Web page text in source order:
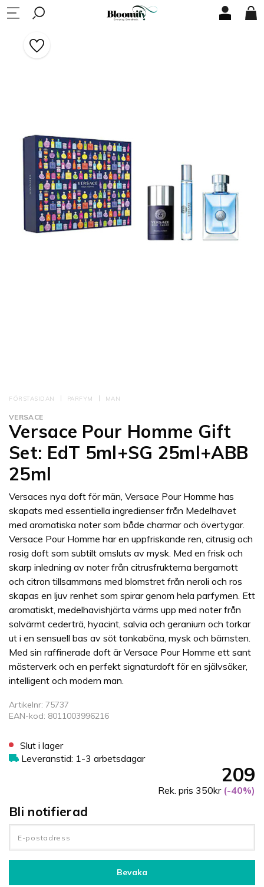
FÖRSTASIDAN PARFYM MAN
VERSACE
Versace Pour Homme Gift
Set: EdT 5ml+SG 25ml+ABB
25ml
Versaces nya doft för män, Versace Pour Homme has
skapats med essentiella ingredienser från Medelhavet
med aromatiska noter som både charmar och övertygar.
Versace Pour Homme har en uppfriskande ren, citrusig och
rosig doft som subtilt omsluts av mysk. Med en frisk och
skarp inledning av noter från citrusfrukterna bergamott
och citron tillsammans med blomstret från neroli och ros
skapas en ljuv renhet som spirar genom hela parfymen. Ett
aromatiskt, medelhavishjärta värms upp med noter från
solvärmt cederträ, hyacint, salvia och geranium och torkar
ut i en sensuell bas av söt tonkaböna, mysk och bärnsten.
Med sin raffinerade doft är Versace Pour Homme ett sant
mästerverk och en perfekt signaturdoft för en självsäker,
intelligent och modern man.
Artikelnr: 75737
EAN-kod: 8011003996216
Slut i lager
Leveranstid: 1-3 arbetsdagar
209
Rek. pris 350kr (-40%)
Bli notifierad
Bevaka